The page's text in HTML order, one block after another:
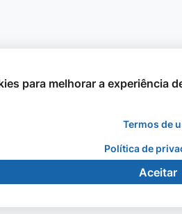
para melhorar a experiência
Termos de
Política de
Aceitar